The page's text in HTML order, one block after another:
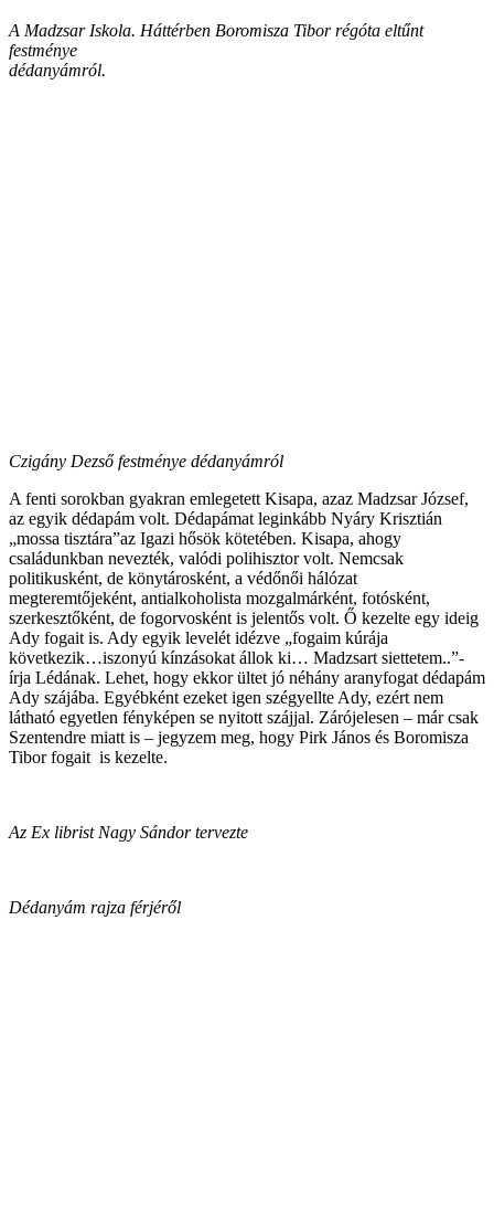
A Madzsar Iskola. Háttérben Boromisza Tibor régóta eltűnt
festménye
dédanyámról.
Czigány Dezső festménye dédanyámról
A fenti sorokban gyakran emlegetett Kisapa, azaz Madzsar József,
az egyik dédapám volt. Dédapámat leginkább Nyáry Krisztián
„mossa tisztára”az Igazi hősök kötetében. Kisapa, ahogy
családunkban nevezték, valódi polihisztor volt. Nemcsak
politikusként, de könytárosként, a védőnői hálózat
megteremtőjeként, antialkoholista mozgalmárként, fotósként,
szerkesztőként, de fogorvosként is jelentős volt. Ő kezelte egy ideig
Ady fogait is. Ady egyik levelét idézve „fogaim kúrája
következik…iszonyú kínzásokat állok ki… Madzsart siettetem..”-
írja Lédának. Lehet, hogy ekkor ültet jó néhány aranyfogat dédapám
Ady szájába. Egyébként ezeket igen szégyellte Ady, ezért nem
látható egyetlen fényképen se nyitott szájjal. Zárójelesen – már csak
Szentendre miatt is – jegyzem meg, hogy Pirk János és Boromisza
Tibor fogait is kezelte.
Az Ex librist Nagy Sándor tervezte
Dédanyám rajza férjéről